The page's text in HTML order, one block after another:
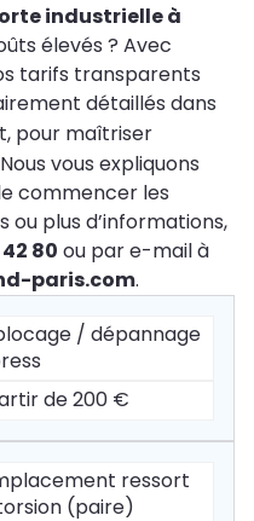
industrielle à
élevés ? Avec
tarifs transparents
détaillés dans
pour maîtriser
vous expliquons
commencer les
ou plus d’informations,
80 ou par e-mail à
paris.com.
/ dépannage
de 200 €
ressort
(paire)